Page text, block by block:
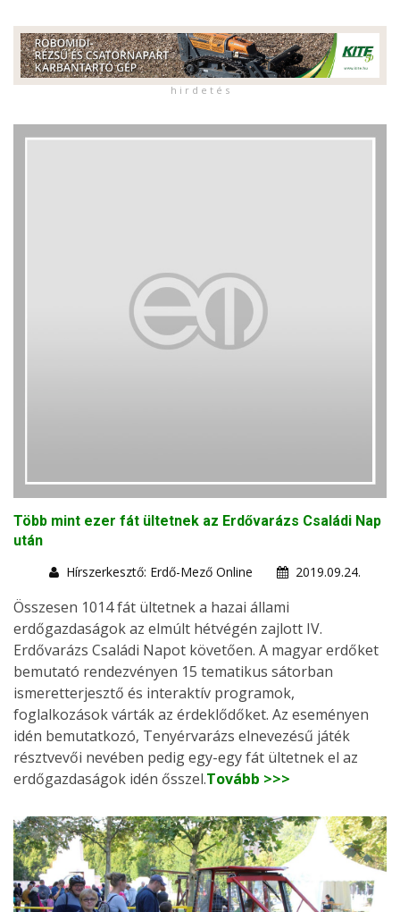
h i r d e t é s
Több mint ezer fát ültetnek az Erdővarázs Családi Nap
után
Hírszerkesztő: Erdő-Mező Online
2019.09.24.
Összesen 1014 fát ültetnek a hazai állami
erdőgazdaságok az elmúlt hétvégén zajlott IV.
Erdővarázs Családi Napot követően. A magyar erdőket
bemutató rendezvényen 15 tematikus sátorban
ismeretterjesztő és interaktív programok,
foglalkozások várták az érdeklődőket. Az eseményen
idén bemutatkozó, Tenyérvarázs elnevezésű játék
résztvevői nevében pedig egy-egy fát ültetnek el az
erdőgazdaságok idén ősszel.Tovább >>>